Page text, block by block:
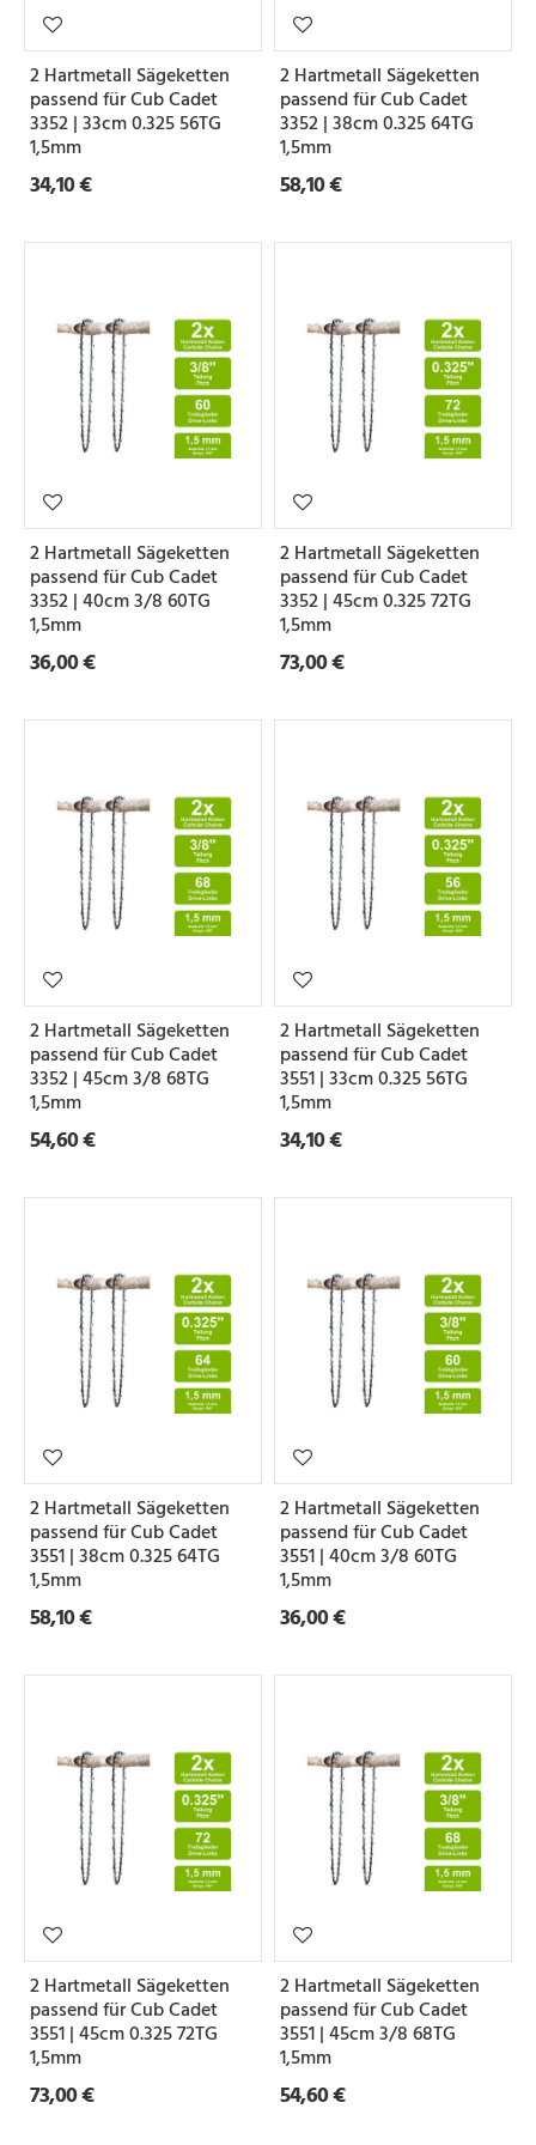
2 Hartmetall Sägeketten
passend für Cub Cadet
3352 | 33cm 0.325 56TG
1,5mm
34,10 €
2 Hartmetall Sägeketten
passend für Cub Cadet
3352 | 38cm 0.325 64TG
1,5mm
58,10 €
2 Hartmetall Sägeketten
passend für Cub Cadet
3352 | 40cm 3/8 60TG
1,5mm
36,00 €
2 Hartmetall Sägeketten
passend für Cub Cadet
3352 | 45cm 0.325 72TG
1,5mm
73,00 €
2 Hartmetall Sägeketten
passend für Cub Cadet
3352 | 45cm 3/8 68TG
1,5mm
54,60 €
2 Hartmetall Sägeketten
passend für Cub Cadet
3551 | 33cm 0.325 56TG
1,5mm
34,10 €
2 Hartmetall Sägeketten
passend für Cub Cadet
3551 | 38cm 0.325 64TG
1,5mm
58,10 €
2 Hartmetall Sägeketten
passend für Cub Cadet
3551 | 40cm 3/8 60TG
1,5mm
36,00 €
2 Hartmetall Sägeketten
passend für Cub Cadet
3551 | 45cm 0.325 72TG
1,5mm
73,00 €
2 Hartmetall Sägeketten
passend für Cub Cadet
3551 | 45cm 3/8 68TG
1,5mm
54,60 €
i
l
u
n
g
t
b
t
e
Z
a
h
o
m
e
t